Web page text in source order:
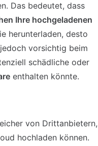
Das bedeutet, dass
Ihre hochgeladenen
herunterladen, desto
vorsichtig beim
schädliche oder
enthalten könnte.
von Drittanbietern,
hochladen können.